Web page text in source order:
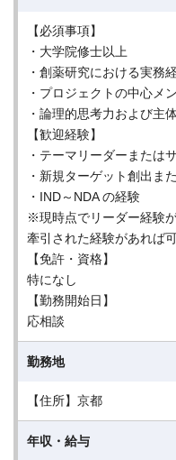
【必須事項】
・大学院修士以上
・創薬研究における実務
・プロジェクトの中心メ
・論理的思考力および主
【歓迎経験】
・テーマリーダーまたは
・新規ターゲット創出ま
・IND～NDA の経験
※現時点でリーダー経験
牽引された経験があれば
【免許・資格】
特になし
【勤務開始日】
応相談
勤務地
【住所】京都
年収・給与